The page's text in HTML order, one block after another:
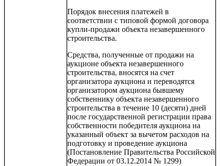
Порядок внесения платежей в
соответствии с типовой формой договора
купли-продажи объекта незавершенного
строительства.
Средства, полученные от продажи на
аукционе объекта незавершенного
строительства, вносятся на счет
организатора аукциона и переводятся
организатором аукциона бывшему
собственнику объекта незавершенного
строительства в течение 10 (десяти) дней
после государственной регистрации права
собственности победителя аукциона на
указанный объект за вычетом расходов на
подготовку и проведение аукциона
(Постановление Правительства Российской
Федерации от 03.12.2014 № 1299)